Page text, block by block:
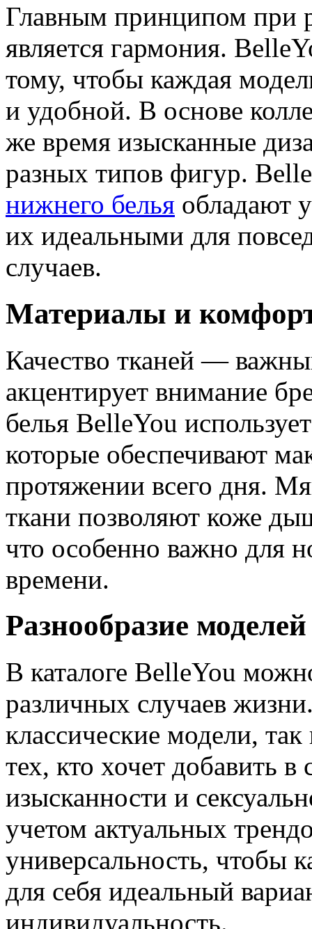
Главным принципом при
является гармония.
тому, чтобы каждая
и удобной. В основе
же время изысканные
разных типов фигур.
нижнего белья обладают
их идеальными для
случаев.
Материалы и
Качество тканей —
акцентирует внимание
белья BelleYou
которые обеспечивают
протяжении всего дня.
ткани позволяют коже
что особенно важно для
времени.
Разнообразие моделей
В каталоге BelleYou
различных случаев
классические модели,
тех, кто хочет добавить
изысканности и
учетом актуальных
универсальность, чтобы
для себя идеальный
индивидуальность.